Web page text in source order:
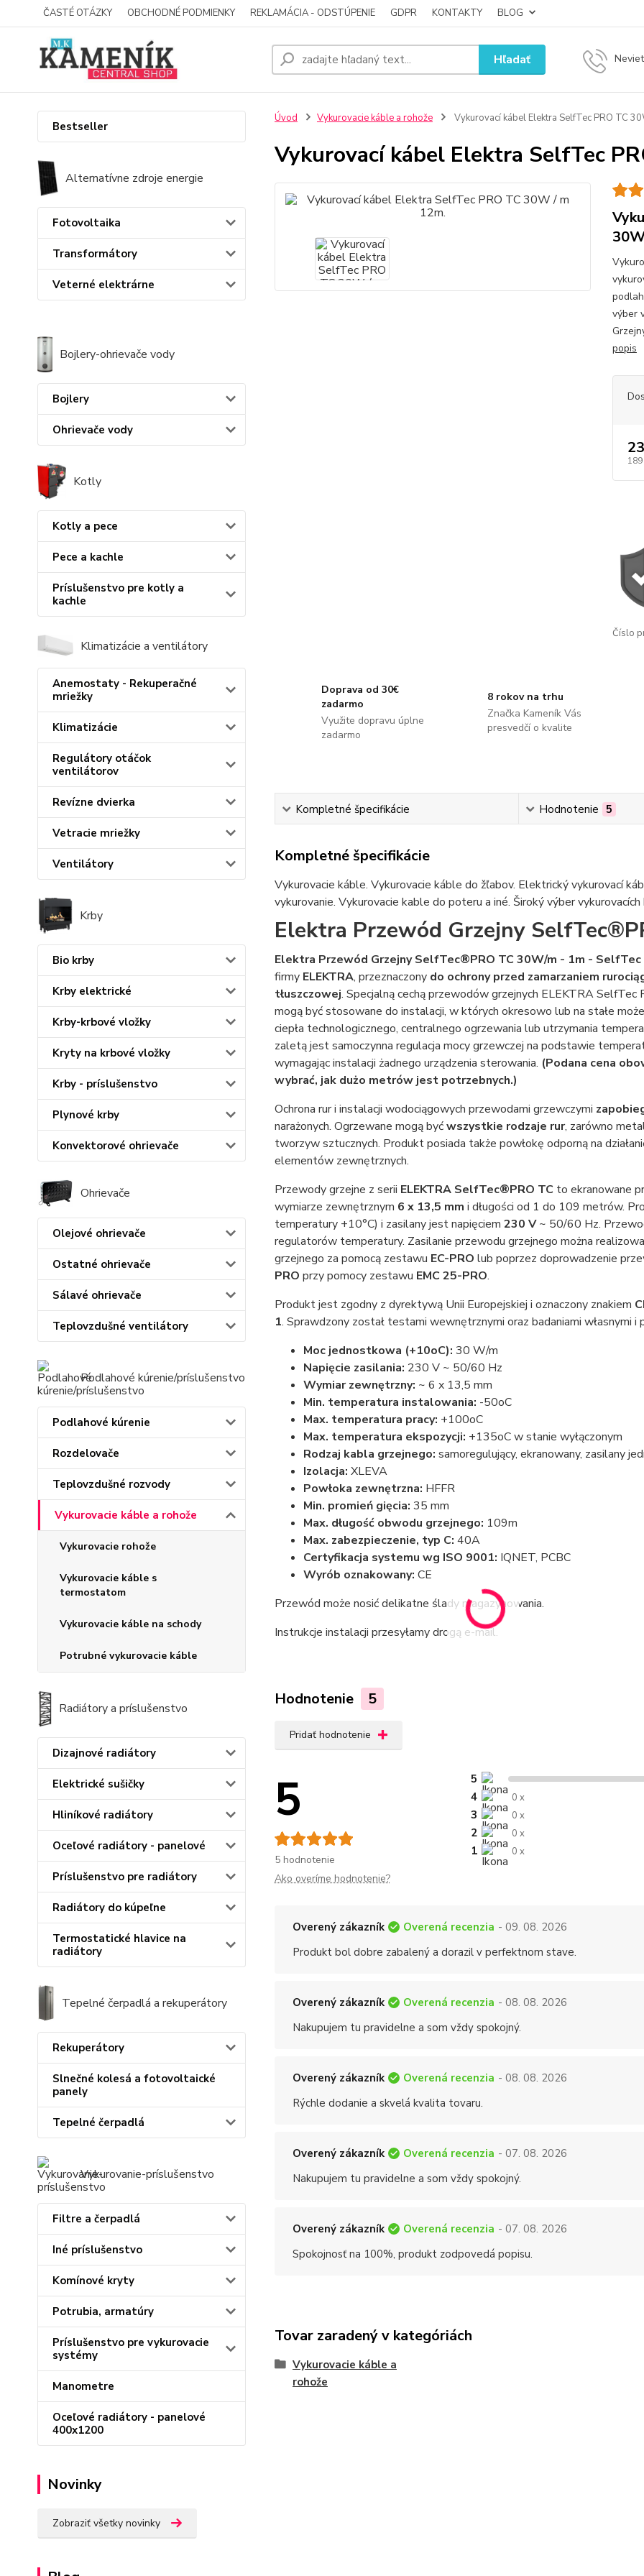
ČASTÉ OTÁZKY OBCHODNÉ PODMIENKY REKLAMÁCIA - ODSTÚPENIE GDPR KONTAKTY BLOG
Hľadať
Bestseller
Alternatívne zdroje energie
Fotovoltaika
Transformátory
Veterné elektrárne
Bojlery-ohrievače vody
Bojlery
Ohrievače vody
Kotly
Kotly a pece
Pece a kachle
Príslušenstvo pre kotly a
kachle
Klimatizácie a ventilátory
Anemostaty - Rekuperačné
mriežky
Klimatizácie
Regulátory otáčok
ventilátorov
Revízne dvierka
Vetracie mriežky
Ventilátory
Krby
Bio krby
Krby elektrické
Krby-krbové vložky
Kryty na krbové vložky
Krby - príslušenstvo
Plynové krby
Konvektorové ohrievače
Ohrievače
Olejové ohrievače
Ostatné ohrievače
Sálavé ohrievače
Teplovzdušné ventilátory
Podlahové kúrenie/príslušenstvo
Podlahové kúrenie
Rozdelovače
Teplovzdušné rozvody
Vykurovacie káble a rohože
Vykurovacie rohože
Vykurovacie káble s
termostatom
Vykurovacie káble na schody
Potrubné vykurovacie káble
Radiátory a príslušenstvo
Dizajnové radiátory
Elektrické sušičky
Hliníkové radiátory
Oceľové radiátory - panelové
Príslušenstvo pre radiátory
Radiátory do kúpeľne
Termostatické hlavice na
radiátory
Tepelné čerpadlá a rekuperátory
Rekuperátory
Slnečné kolesá a fotovoltaické
panely
Tepelné čerpadlá
Vykurovanie-príslušenstvo
Filtre a čerpadlá
Iné príslušenstvo
Komínové kryty
Potrubia, armatúry
Príslušenstvo pre vykurovacie
systémy
Manometre
Oceľové radiátory - panelové
400x1200
Novinky
Zobraziť všetky novinky
Úvod Vykurovacie káble a rohože Vykurovací kábel Elektra SelfTec PRO TC
Vykurovací kábel Elektra SelfTec
výber
popis
Číslo
Doprava od 30€
zadarmo
Využite dopravu úplne
zadarmo
8 rokov na trhu
Značka Kameník Vás
presvedčí o kvalite
Kompletné špecifikácie Hodnotenie 5
Kompletné špecifikácie
Vykurovacie káble. Vykurovacie káble do žľabov. Elektrický vykurovací
vykurovanie. Vykurovacie kable do poteru a iné. Široký výber
Elektra Przewód Grzejny
Elektra Przewód Grzejny SelfTec®PRO TC 30W/m - 1m - SelfTec
firmy ELEKTRA, przeznaczony do ochrony przed zamarzaniem
tłuszczowej. Specjalną cechą przewodów grzejnych ELEKTRA
mogą być stosowane do instalacji, w których okresowo lub na stałe
ciepła technologicznego, centralnego ogrzewania lub utrzymania
zaletą jest samoczynna regulacja mocy grzewczej na podstawie
wymagając instalacji żadnego urządzenia sterowania. (Podana cena
wybrać, jak dużo metrów jest potrzebnych.)
Ochrona rur i instalacji wodociągowych przewodami grzewczymi
narażonych. Ogrzewane mogą byćwszystkie rodzaje rur, zarówno
tworzyw sztucznych. Produkt posiada także powłokę odporną na
elementów zewnętrznych.
Przewody grzejne z serii ELEKTRA SelfTec®PRO TC to ekranowane
wymiarze zewnętrznym 6 x 13,5 mm i długości od 1 do 109 metrów.
temperatury +10°C) i zasilany jest napięciem 230 V~ 50/60 Hz.
regulatorów temperatury. Zasilanie przewodu grzejnego można
grzejnego za pomocą zestawu EC-PRO lub poprzez doprowadzenie
PRO przy pomocy zestawu EMC 25-PRO.
Produkt jest zgodny z dyrektywą Unii Europejskiej i oznaczony znakiem
1. Sprawdzony został testami wewnętrznymi oraz badaniami własnymi
Moc jednostkowa (+10oC): 30 W/m
Napięcie zasilania: 230 V ~ 50/60 Hz
Wymiar zewnętrzny: ~ 6 x 13,5 mm
Min. temperatura instalowania: -50oC
Max. temperatura pracy: +100oC
Max. temperatura ekspozycji: +135oC w stanie wyłączonym
Rodzaj kabla grzejnego: samoregulujący, ekranowany, zasilany
Izolacja: XLEVA
Powłoka zewnętrzna: HFFR
Min. promień gięcia: 35 mm
Max. długość obwodu grzejnego: 109m
Max. zabezpieczenie, typ C: 40A
Certyfikacja systemu wg ISO 9001: IQNET, PCBC
Wyrób oznakowany: CE
Przewód może nosić delikatne ślady magazynowania.
Instrukcje instalacji przesyłamy drogą e-mail.
Hodnotenie 5
Pridať hodnotenie
5
5 hodnotenie
5
4
0 x
3 0 x
2 0 x
1 0 x
Ako overíme hodnotenie?
Overený zákazník Overená recenzia - 09. 08. 2026
Produkt bol dobre zabalený a dorazil v perfektnom stave.
Overený zákazník Overená recenzia - 08. 08. 2026
Nakupujem tu pravidelne a som vždy spokojný.
Overený zákazník Overená recenzia - 08. 08. 2026
Rýchle dodanie a skvelá kvalita tovaru.
Overený zákazník Overená recenzia - 07. 08. 2026
Nakupujem tu pravidelne a som vždy spokojný.
Overený zákazník Overená recenzia - 07. 08. 2026
Spokojnosť na 100%, produkt zodpovedá popisu.
Tovar zaradený v kategóriách
Vykurovacie káble a
rohože